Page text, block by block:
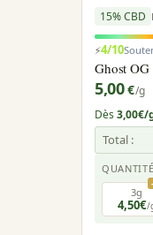
15% CBD
⚡4/10
Ghost
5,00€/g
Dès 3,00€/
Total :
3g
4,50€/